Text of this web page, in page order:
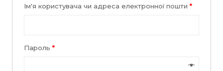
Ім'я користувача чи адреса електронної пошти*
Пароль*